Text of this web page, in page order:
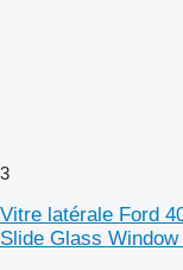
3
Vitre latérale Ford
Slide Glass